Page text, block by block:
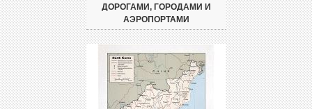
ДОРОГАМИ, ГОРОДАМИ И
АЭРОПОРТАМИ